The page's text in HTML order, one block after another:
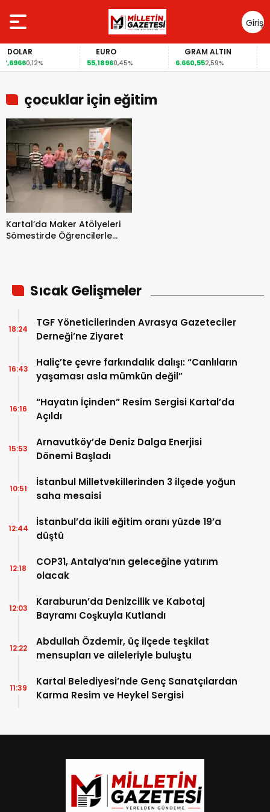
Giriş
Yap
0,12%
EURO
55,18960,45%
GRAM ALTIN
6.660,552,59%
çocuklar için eğitim
Kartal’da Maker Atölyeleri
Sömestirde Öğrencilerle
Sıcak Gelişmeler
TGF Yöneticilerinden Avrasya Gazeteciler
Derneği’ne Ziyaret
18:24
Haliç’te çevre farkındalık dalışı: “Canlıların
yaşaması asla mümkün değil”
16:43
“Hayatın İçinden” Resim Sergisi Kartal’da
Açıldı
16:16
Arnavutköy’de Deniz Dalga Enerjisi
Dönemi Başladı
15:53
İstanbul Milletvekillerinden 3 ilçede yoğun
saha mesaisi
10:51
İstanbul’da ikili eğitim oranı yüzde 19’a
düştü
12:44
COP31, Antalya’nın geleceğine yatırım
olacak
12:18
Karaburun’da Denizcilik ve Kabotaj
Bayramı Coşkuyla Kutlandı
12:03
Abdullah Özdemir, üç ilçede teşkilat
mensupları ve aileleriyle buluştu
12:22
Kartal Belediyesi’nde Genç Sanatçılardan
Karma Resim ve Heykel Sergisi
11:39